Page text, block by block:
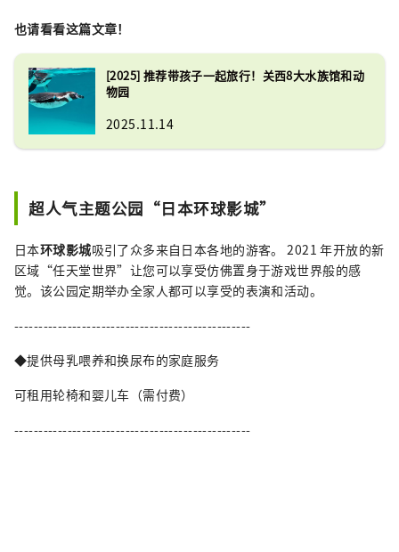
也请看看这篇文章！
[2025] 推荐带孩子一起旅行！关西8大水族馆和动
物园
2025.11.14
超人气主题公园“日本环球影城”
日本环球影城吸引了众多来自日本各地的游客。 2021 年开放的新
区域“任天堂世界”让您可以享受仿佛置身于游戏世界般的感
觉。该公园定期举办全家人都可以享受的表​​演和活动。
-------------------------------------------------
◆提供母乳喂养和换尿布的家庭服务
可租用轮椅和婴儿车（需付费）
-------------------------------------------------